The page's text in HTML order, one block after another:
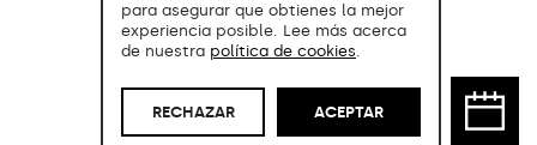
para asegurar que obtienes la mejor
experiencia posible. Lee más acerca
de nuestra política de cookies.
RECHAZAR ACEPTAR